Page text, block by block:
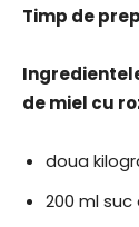
Timp de
de miel cu
doua
200 ml suc